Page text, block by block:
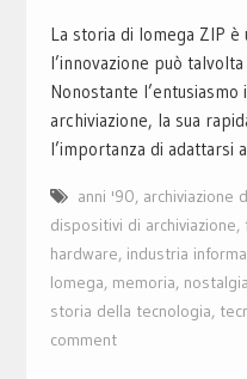
La storia di Iomega ZIP
l’innovazione può
Nonostante
archiviazione, la sua
l’importanza di adattarsi
anni '90, archiviazione
dispositivi di archiviazione,
hardware, industria
Iomega, memoria,
storia della tecnologia,
comment